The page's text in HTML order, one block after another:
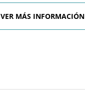
VER MÁS INFORMACIÓN